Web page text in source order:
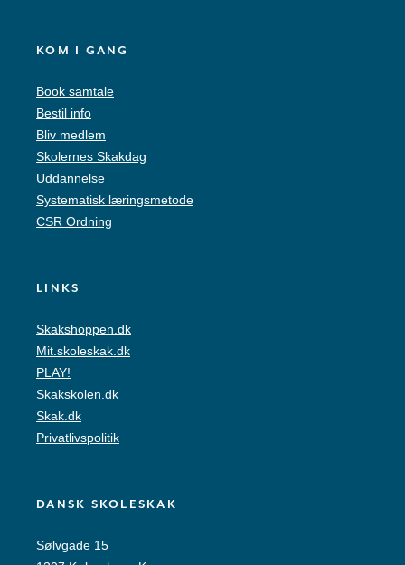
KOM I GANG
Book samtale
Bestil info
Bliv medlem
Skolernes Skakdag
Uddannelse
Systematisk læringsmetode
CSR Ordning
LINKS
Skakshoppen.dk
Mit.skoleskak.dk
PLAY!
Skakskolen.dk
Skak.dk
Privatlivspolitik
DANSK SKOLESKAK
Sølvgade 15